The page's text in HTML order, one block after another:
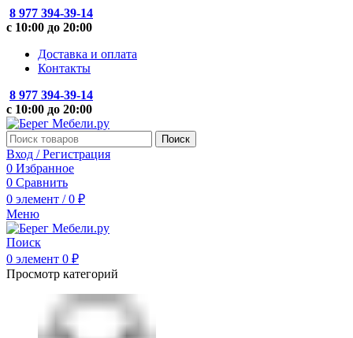
8 977 394-39-14
с 10:00 до 20:00
Доставка и оплата
Контакты
8 977 394-39-14
с 10:00 до 20:00
Поиск
Вход / Регистрация
0 Избранное
0 Сравнить
0 элемент / 0 ₽
Меню
Поиск
0 элемент 0 ₽
Просмотр категорий